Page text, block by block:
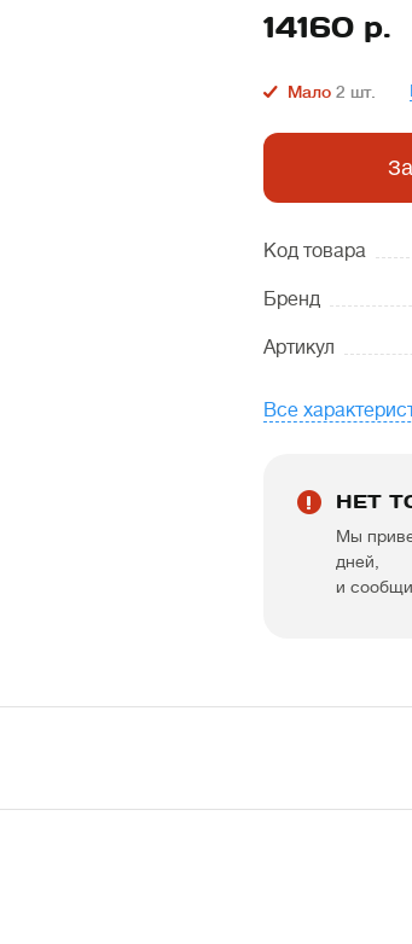
14160 р.
Мало 2 шт.
Код товара
Бренд
Артикул
Все
НЕТ
Мы
дней,
и